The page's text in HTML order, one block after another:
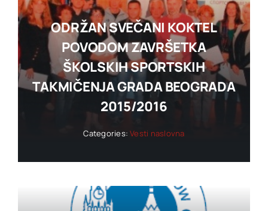
ODRŽAN SVEČANI KOKTEL
POVODOM ZAVRŠETKA
ŠKOLSKIH SPORTSKIH
TAKMIČENJA GRADA BEOGRADA
2015/2016
Categories:Vesti naslovna